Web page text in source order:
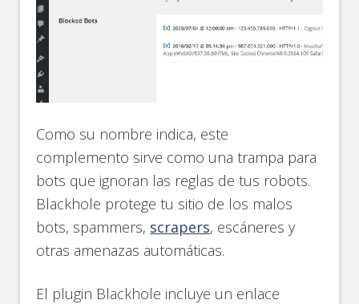
Como su nombre indica, este
complemento sirve como una trampa para
bots que ignoran las reglas de tus robots.
Blackhole protege tu sitio de los malos
bots, spammers, scrapers, escáneres y
otras amenazas automáticas.
El plugin Blackhole incluye un enlace